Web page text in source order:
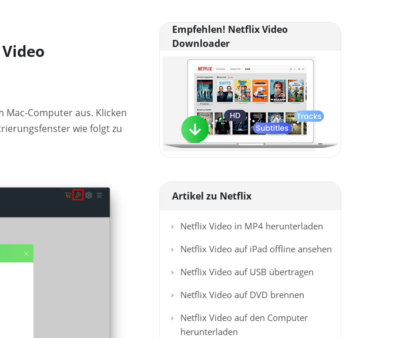
Mac-Computer aus. Klicken
wie folgt zu
Empfehlen! Netflix Video
Downloader
Artikel zu Netflix
Netflix Video in MP4 herunterladen
Netflix Video auf iPad offline ansehen
Netflix Video auf USB übertragen
Netflix Video auf DVD brennen
Netflix Video auf den Computer
herunterladen